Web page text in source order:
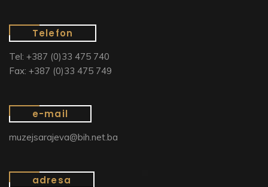
Telefon
Tel: +387 (0)33 475 740
Fax: +387 (0)33 475 749
e-mail
muzejsarajeva@bih.net.ba
adresa